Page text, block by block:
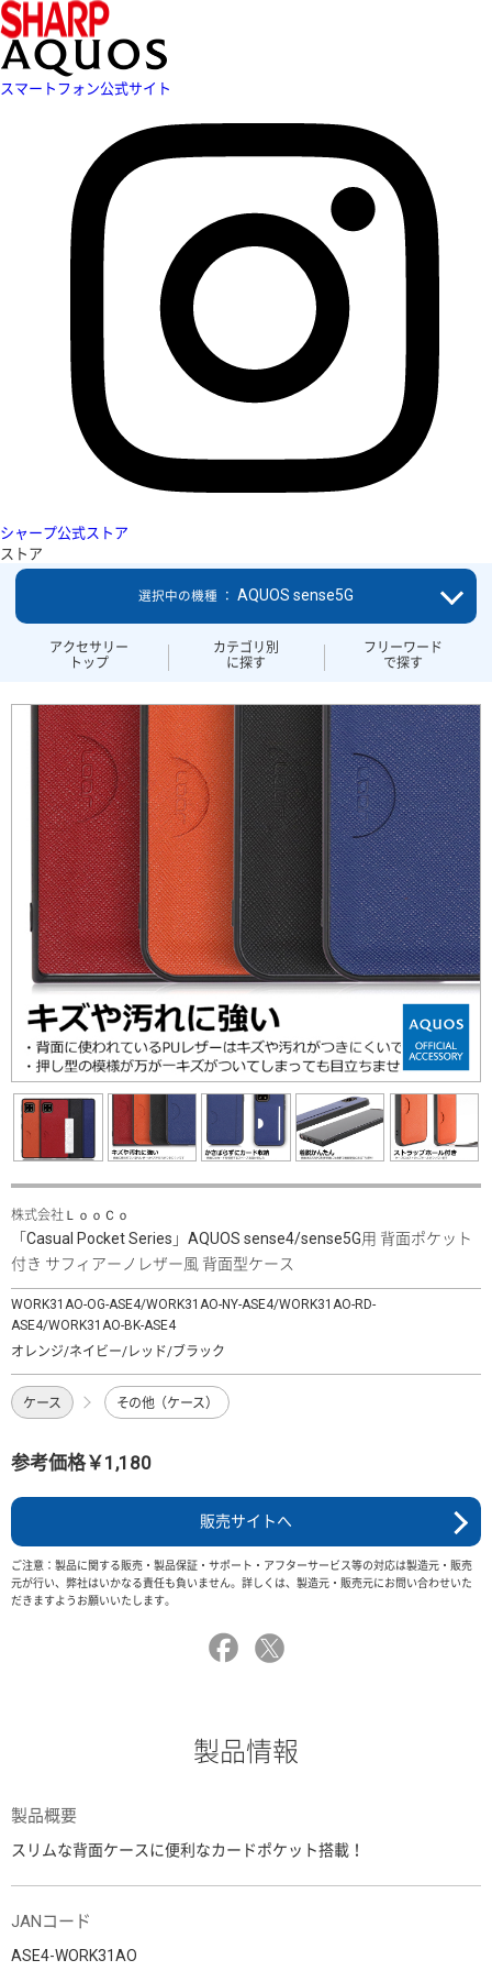
スマートフォン公式サイト
シャープ公式ストア
ストア
アクセサリー
トップ
カテゴリ別
に探す
フリーワード
で探す
選択中の機種 ： AQUOS sense5G
株式会社ＬｏｏＣｏ
「Casual Pocket Series」AQUOS sense4/sense5G用 背面ポケット
付き サフィアーノレザー風 背面型ケース
WORK31AO-OG-ASE4/WORK31AO-NY-ASE4/WORK31AO-RD-
ASE4/WORK31AO-BK-ASE4
オレンジ/ネイビー/レッド/ブラック
ケース その他（ケース）
参考価格￥1,180
販売サイトへ
ご注意：製品に関する販売・製品保証・サポート・アフターサービス等の対応は製造元・販売
元が行い、弊社はいかなる責任も負いません。詳しくは、製造元・販売元にお問い合わせいた
だきますようお願いいたします。
製品情報
製品概要
スリムな背面ケースに便利なカードポケット搭載！
JANコード
ASE4-WORK31AO